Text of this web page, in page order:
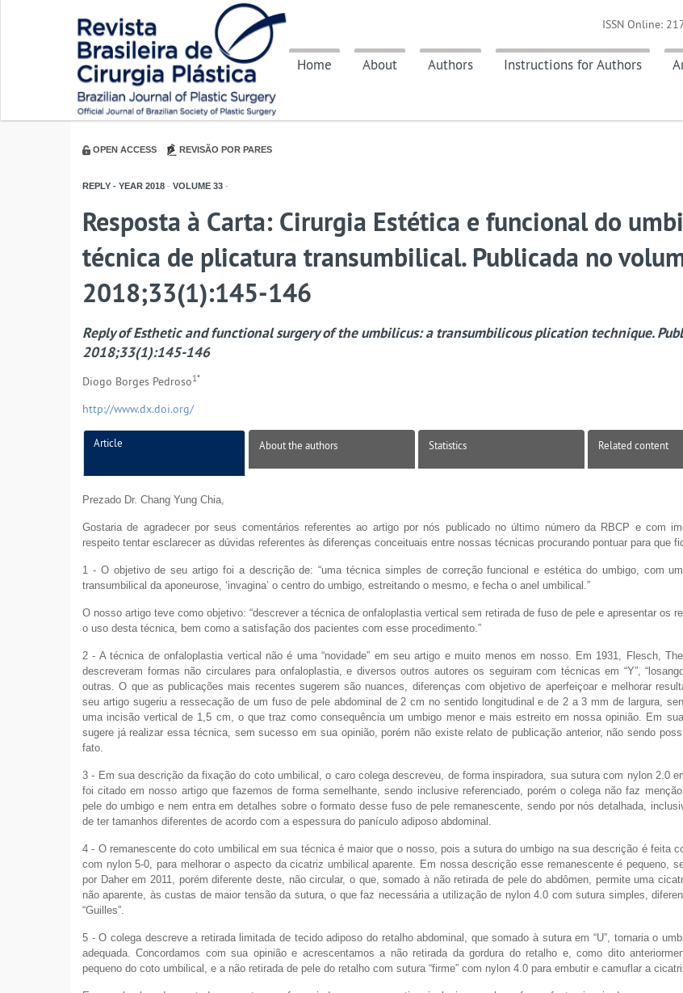
Home About Authors Instructions for Authors
ISSN Online:
OPEN ACCESS REVISÃO POR PARES
REPLY - YEAR 2018 - VOLUME 33 -
Resposta à Carta: Cirurgia Estética e funcional do
técnica de plicatura transumbilical. Publicada no
2018;33(1):145-146
Reply of Esthetic and functional surgery of the umbilicus: a transumbilicous plication technique.
2018;33(1):145-146
Diogo Borges Pedroso1*
http://www.dx.doi.org/
Article About the authors Statistics Related content
Prezado Dr. Chang Yung Chia,
Gostaria de agradecer por seus comentários referentes ao artigo por nós publicado no último número da RBCP e com
respeito tentar esclarecer as dúvidas referentes às diferenças conceituais entre nossas técnicas procurando pontuar para que
1 - O objetivo de seu artigo foi a descrição de: “uma técnica simples de correção funcional e estética do umbigo, com
transumbilical da aponeurose, ‘invagina’ o centro do umbigo, estreitando o mesmo, e fecha o anel umbilical.”
O nosso artigo teve como objetivo: “descrever a técnica de onfaloplastia vertical sem retirada de fuso de pele e apresentar os
o uso desta técnica, bem como a satisfação dos pacientes com esse procedimento.”
2 - A técnica de onfaloplastia vertical não é uma “novidade” em seu artigo e muito menos em nosso. Em 1931, Flesch,
descreveram formas não circulares para onfaloplastia, e diversos outros autores os seguiram com técnicas em “Y”,
outras. O que as publicações mais recentes sugerem são nuances, diferenças com objetivo de aperfeiçoar e melhorar
seu artigo sugeriu a ressecação de um fuso de pele abdominal de 2 cm no sentido longitudinal e de 2 a 3 mm de largura,
uma incisão vertical de 1,5 cm, o que traz como consequência um umbigo menor e mais estreito em nossa opinião. Em
sugere já realizar essa técnica, sem sucesso em sua opinião, porém não existe relato de publicação anterior, não sendo
fato.
3 - Em sua descrição da fixação do coto umbilical, o caro colega descreveu, de forma inspiradora, sua sutura com nylon 2.0
foi citado em nosso artigo que fazemos de forma semelhante, sendo inclusive referenciado, porém o colega não faz
pele do umbigo e nem entra em detalhes sobre o formato desse fuso de pele remanescente, sendo por nós detalhada,
de ter tamanhos diferentes de acordo com a espessura do panículo adiposo abdominal.
4 - O remanescente do coto umbilical em sua técnica é maior que o nosso, pois a sutura do umbigo na sua descrição é feita
com nylon 5-0, para melhorar o aspecto da cicatriz umbilical aparente. Em nossa descrição esse remanescente é pequeno,
por Daher em 2011, porém diferente deste, não circular, o que, somado à não retirada de pele do abdômen, permite uma
não aparente, às custas de maior tensão da sutura, o que faz necessária a utilização de nylon 4.0 com sutura simples,
“Guilles”.
5 - O colega descreve a retirada limitada de tecido adiposo do retalho abdominal, que somado à sutura em “U”, tornaria o
adequada. Concordamos com sua opinião e acrescentamos a não retirada da gordura do retalho e, como dito
pequeno do coto umbilical, e a não retirada de pele do retalho com sutura “firme” com nylon 4.0 para embutir e camuflar a